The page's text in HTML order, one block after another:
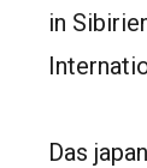
in
Das